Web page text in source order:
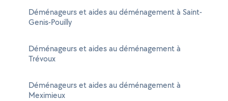
Déménageurs et aides au déménagement à Saint-
Genis-Pouilly
Déménageurs et aides au déménagement à
Trévoux
Déménageurs et aides au déménagement à
Meximieux